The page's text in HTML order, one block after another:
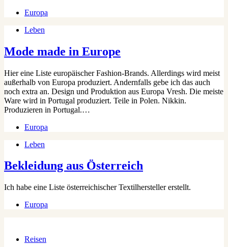
Europa
Leben
Mode made in Europe
Hier eine Liste europäischer Fashion-Brands. Allerdings wird meist
außerhalb von Europa produziert. Andernfalls gebe ich das auch
noch extra an. Design und Produktion aus Europa Vresh. Die meiste
Ware wird in Portugal produziert. Teile in Polen. Nikkin.
Produzieren in Portugal.…
Europa
Leben
Bekleidung aus Österreich
Ich habe eine Liste österreichischer Textilhersteller erstellt.
Europa
Reisen